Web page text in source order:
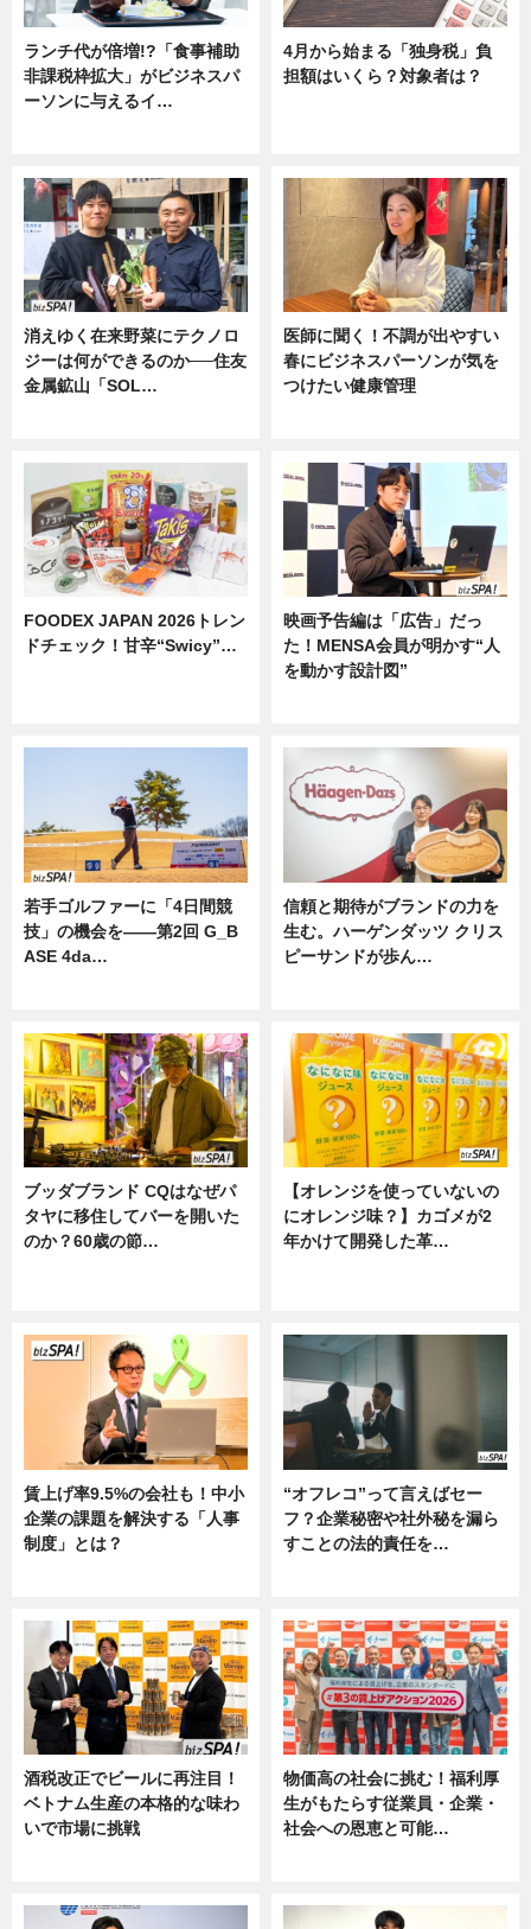
ランチ代が倍増!?「食事補助
非課税枠拡大」がビジネスパ
ーソンに与えるイ…
4月から始まる「独身税」負
担額はいくら？対象者は？
消えゆく在来野菜にテクノロ
ジーは何ができるのか──住友
金属鉱山「SOL…
医師に聞く！不調が出やすい
春にビジネスパーソンが気を
つけたい健康管理
FOODEX JAPAN 2026トレン
ドチェック！甘辛“Swicy”…
映画予告編は「広告」だっ
た！MENSA会員が明かす“人
を動かす設計図”
若手ゴルファーに「4日間競
技」の機会を——第2回 G_B
ASE 4da…
信頼と期待がブランドの力を
生む。ハーゲンダッツ クリス
ピーサンドが歩ん…
ブッダブランド CQはなぜパ
タヤに移住してバーを開いた
のか？60歳の節…
【オレンジを使っていないの
にオレンジ味？】カゴメが2
年かけて開発した革…
賃上げ率9.5%の会社も！中小
企業の課題を解決する「人事
制度」とは？
“オフレコ”って言えばセー
フ？企業秘密や社外秘を漏ら
すことの法的責任を…
酒税改正でビールに再注目！
ベトナム生産の本格的な味わ
いで市場に挑戦
物価高の社会に挑む！福利厚
生がもたらす従業員・企業・
社会への恩恵と可能…